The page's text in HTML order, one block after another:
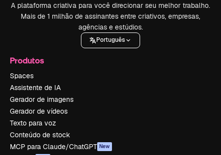
A plataforma criativa para você direcionar seu melhor trabalho.
Mais de 1 milhão de assinantes entre criativos, empresas,
agências e estúdios.
Português
Produtos
Spaces
Assistente de IA
Gerador de imagens
Gerador de vídeos
Texto para voz
Conteúdo de stock
MCP para Claude/ChatGPT New